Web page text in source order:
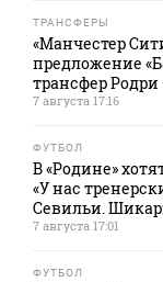
ТРАНСФЕРЫ
«Манчестер
предложение
трансфер
7 августа 17:16
ФУТБОЛ
В «Родине»
«У нас
Севильи.
7 августа 17:01
ФУТБОЛ